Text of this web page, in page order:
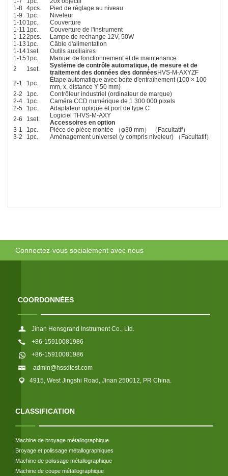
1-8 4pcs.
Pied de réglage au niveau
1-9
1pc.
Niveleur
1-101pc.
Couverture
1-11 1pc.
Couverture de l'instrument
1-122pcs.
Lampe de rechange 12V, 50W
1-13 1pc.
Câble d'alimentation
1-141set.
Outils auxiliaires
1-15 1pc.
Manuel de fonctionnement et de maintenance
2
1set.
Système de contrôle automatique, de mesure et de
traitement des données des donnéesHVS-M-AXYZF
2-1
1pc.
Étape automatique avec boîte d'entraînement (100 × 100
mm, x, distance Y 50 mm)
2-2
1pc.
Contrôleur industriel (ordinateur de marque)
2-4
1pc.
Caméra CCD numérique de 1 300 000 pixels
2-5
1pc.
Adaptateur optique et port de type C
2-6
1set.
Logiciel THVS-M-AXY
Accessoires en option
3-1
1pc.
Pièce de pièce montée （φ30 mm） （Facultatif）
3-2
1pc. Aménagement universel (y compris niveleur) （Facultatif）
Connectez-vous socialement avec nous
COORDONNÉES
Jinan Hensgrand Instrument Co., Ltd.
+86-15910081986
+86-15910081986
admin@hssdtest.com
4915, West Jingshi Road, Jinan 250012, PR China.
CLASSIFICATION
Machine de broyage métallographique
Broyage et polissage métallographiques
Machine de polissage métallographique
Machine de coupe métallographique